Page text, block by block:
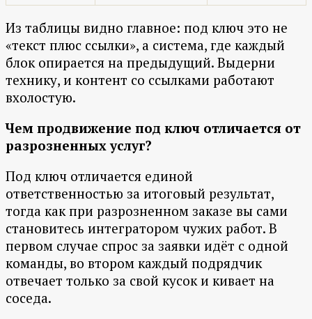
Из таблицы видно главное: под ключ это не
«текст плюс ссылки», а система, где каждый
блок опирается на предыдущий. Выдерни
технику, и контент со ссылками работают
вхолостую.
Чем продвижение под ключ отличается от
разрозненных услуг?
Под ключ отличается единой
ответственностью за итоговый результат,
тогда как при разрозненном заказе вы сами
становитесь интегратором чужих работ. В
первом случае спрос за заявки идёт с одной
команды, во втором каждый подрядчик
отвечает только за свой кусок и кивает на
соседа.